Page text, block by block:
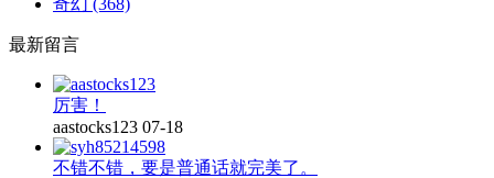
最新留言
厉害！
aastocks123 07-18
不错不错，要是普通话就完美了。